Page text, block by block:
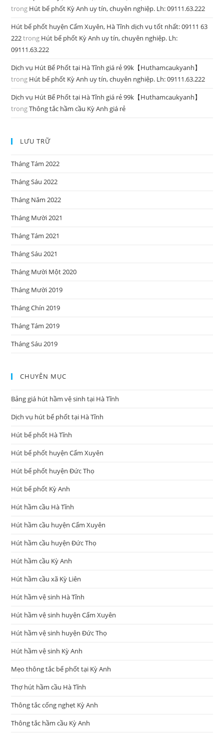
trong Hút bể phốt Kỳ Anh uy tín, chuyên nghiệp. Lh: 09111.63.222
Hút bể phốt huyện Cẩm Xuyên, Hà Tĩnh dịch vụ tốt nhất: 09111 63
222trong Hút bể phốt Kỳ Anh uy tín, chuyên nghiệp. Lh:
09111.63.222
Dịch vụ Hút Bể Phốt tại Hà Tĩnh giá rẻ 99k【Huthamcaukyanh】
trong Hút bể phốt Kỳ Anh uy tín, chuyên nghiệp. Lh: 09111.63.222
Dịch vụ Hút Bể Phốt tại Hà Tĩnh giá rẻ 99k【Huthamcaukyanh】
trongThông tắc hầm cầu Kỳ Anh giá rẻ
LƯU TRỮ
Tháng Tám 2022
Tháng Sáu 2022
Tháng Năm 2022
Tháng Mười 2021
Tháng Tám 2021
Tháng Sáu 2021
Tháng Mười Một 2020
Tháng Mười 2019
Tháng Chín 2019
Tháng Tám 2019
Tháng Sáu 2019
CHUYÊN MỤC
Bảng giá hút hầm vệ sinh tại Hà Tĩnh
Dịch vụ hút bể phốt tại Hà Tĩnh
Hút bể phốt Hà Tĩnh
Hút bể phốt huyện Cẩm Xuyên
Hút bể phốt huyện Đức Thọ
Hút bể phốt Kỳ Anh
Hút hầm cầu Hà Tĩnh
Hút hầm cầu huyện Cẩm Xuyên
Hút hầm cầu huyện Đức Thọ
Hút hầm cầu Kỳ Anh
Hút hầm cầu xã Kỳ Liên
Hút hầm vệ sinh Hà Tĩnh
Hút hầm vệ sinh huyện Cẩm Xuyên
Hút hầm vệ sinh huyện Đức Thọ
Hút hầm vệ sinh Kỳ Anh
Mẹo thông tắc bể phốt tại Kỳ Anh
Thợ hút hầm cầu Hà Tĩnh
Thông tắc cống nghẹt Kỳ Anh
Thông tắc hầm cầu Kỳ Anh